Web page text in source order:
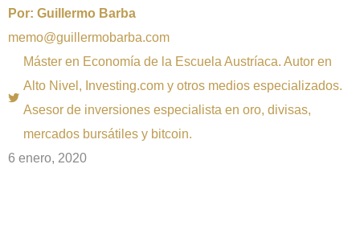
Por: Guillermo Barba
memo@guillermobarba.com
Máster en Economía de la Escuela Austríaca. Autor en
Alto Nivel, Investing.com y otros medios especializados.
Asesor de inversiones especialista en oro, divisas,
mercados bursátiles y bitcoin.
6 enero, 2020